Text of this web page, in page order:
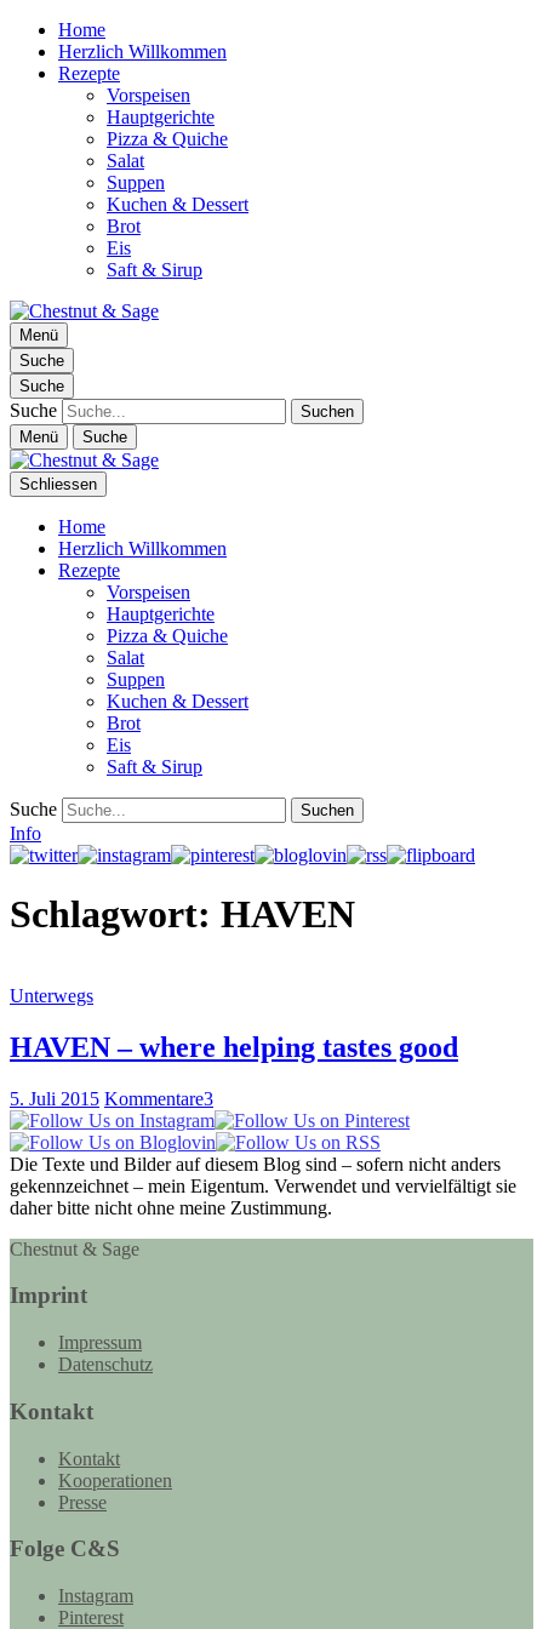
Home
Herzlich Willkommen
Rezepte
Vorspeisen
Hauptgerichte
Pizza & Quiche
Salat
Suppen
Kuchen & Dessert
Brot
Eis
Saft & Sirup
Chestnut & Sage
Foodblog | essen. trinken. genießen.
Menü
Suche
Suche
Suche
Menü Suche
Schliessen
Home
Herzlich Willkommen
Rezepte
Vorspeisen
Hauptgerichte
Pizza & Quiche
Salat
Suppen
Kuchen & Dessert
Brot
Eis
Saft & Sirup
Suche
Info
Schlagwort: HAVEN
Unterwegs
HAVEN – where helping tastes good
5. Juli 2015 Kommentare3
Die Texte und Bilder auf diesem Blog sind – sofern nicht anders
gekennzeichnet – mein Eigentum. Verwendet und vervielfältigt sie
daher bitte nicht ohne meine Zustimmung.
Chestnut & Sage
Imprint
Impressum
Datenschutz
Kontakt
Kontakt
Kooperationen
Presse
Folge C&S
Instagram
Pinterest